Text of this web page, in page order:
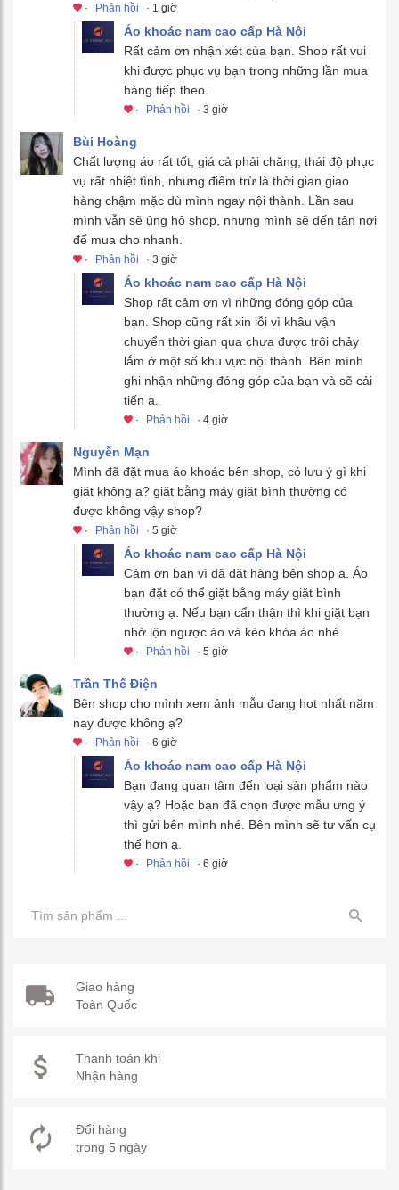
· Phản hồi · 1 giờ
Áo khoác nam cao cấp Hà Nội
Rất cảm ơn nhận xét của bạn. Shop rất vui
khi được phục vụ bạn trong những lần mua
hàng tiếp theo.
· Phản hồi · 3 giờ
Bùi Hoàng
Chất lượng áo rất tốt, giá cả phải chăng, thái độ phục
vụ rất nhiệt tình, nhưng điểm trừ là thời gian giao
hàng chậm mặc dù mình ngay nội thành. Lần sau
mình vẫn sẽ ủng hộ shop, nhưng mình sẽ đến tận nơi
để mua cho nhanh.
· Phản hồi · 3 giờ
Áo khoác nam cao cấp Hà Nội
Shop rất cảm ơn vì những đóng góp của
bạn. Shop cũng rất xin lỗi vì khâu vận
chuyển thời gian qua chưa được trôi chảy
lắm ở một số khu vực nội thành. Bên mình
ghi nhận những đóng góp của bạn và sẽ cải
tiến ạ.
· Phản hồi · 4 giờ
Nguyễn Mạn
Mình đã đặt mua áo khoác bên shop, có lưu ý gì khi
giặt không ạ? giặt bằng máy giặt bình thường có
được không vậy shop?
· Phản hồi · 5 giờ
Áo khoác nam cao cấp Hà Nội
Cảm ơn bạn vì đã đặt hàng bên shop ạ. Áo
bạn đặt có thể giặt bằng máy giặt bình
thường ạ. Nếu bạn cẩn thận thì khi giặt bạn
nhớ lộn ngược áo và kéo khóa áo nhé.
· Phản hồi · 5 giờ
Trần Thế Điện
Bên shop cho mình xem ảnh mẫu đang hot nhất năm
nay được không ạ?
· Phản hồi · 6 giờ
Áo khoác nam cao cấp Hà Nội
Bạn đang quan tâm đến loại sản phẩm nào
vậy ạ? Hoặc bạn đã chọn được mẫu ưng ý
thì gửi bên mình nhé. Bên mình sẽ tư vấn cụ
thể hơn ạ.
· Phản hồi · 6 giờ
Giao hàng
Toàn Quốc
Thanh toán khi
Nhận hàng
Đổi hàng
trong 5 ngày